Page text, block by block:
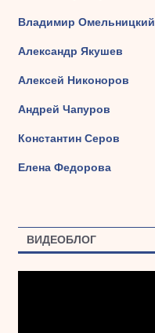
Владимир Омельницкий
Александр Якушев
Алексей Никоноров
Андрей Чапуров
Константин Серов
Елена Федорова
ВИДЕОБЛОГ